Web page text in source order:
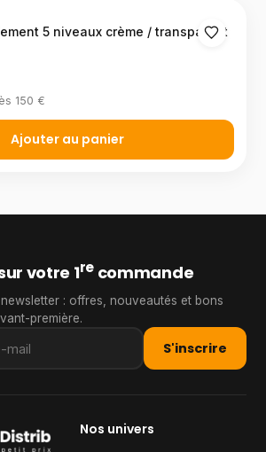
5 niveaux crème / transparent
150 €
Ajouter au panier
votre 1recommande
: offres, nouveautés et bons
première.
S'inscrire
Nos univers